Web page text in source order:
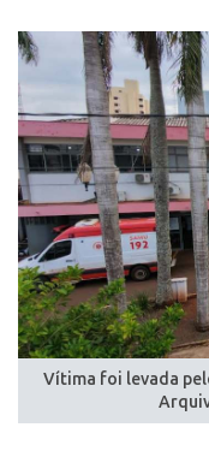
Vítima foi levada